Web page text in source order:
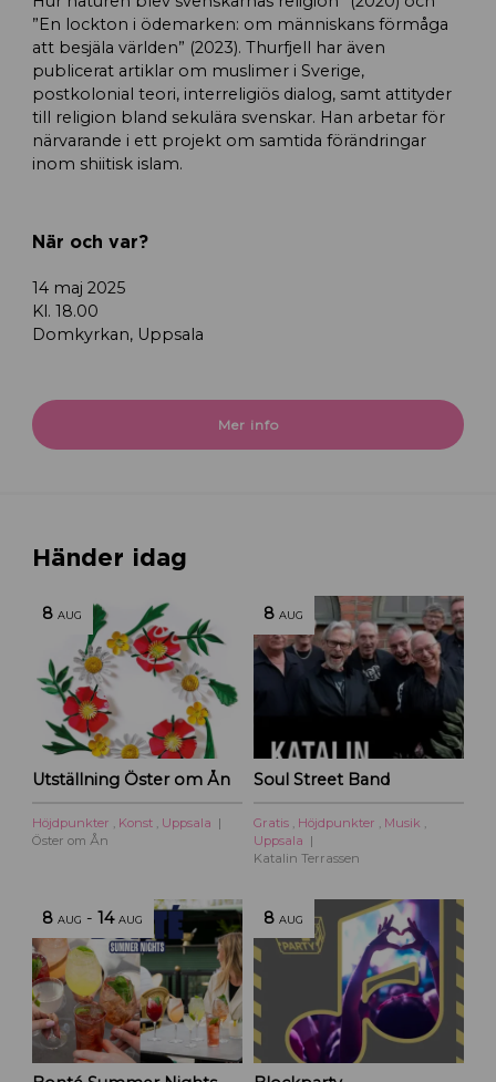
”En lockton i ödemarken: om människans förmåga
att besjäla världen” (2023). Thurfjell har även
publicerat artiklar om muslimer i Sverige,
postkolonial teori, interreligiös dialog, samt attityder
till religion bland sekulära svenskar. Han arbetar för
närvarande i ett projekt om samtida förändringar
inom shiitisk islam.
När och var?
14 maj 2025
Kl. 18.00
Domkyrkan, Uppsala
Mer info
Händer idag
8 AUG
Utställning Öster om Ån
Höjdpunkter , Konst , Uppsala
Öster om Ån
8 AUG
Soul Street Band
Gratis , Höjdpunkter , Musik ,
Uppsala
Katalin Terrassen
8 AUG -14 AUG 8 AUG